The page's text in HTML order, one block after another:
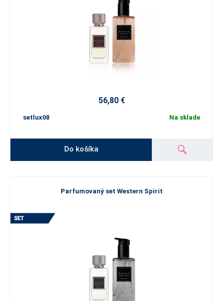
56,80 €
setlux08 Na sklade
Do košíka
Parfumovaný set Western Spirit